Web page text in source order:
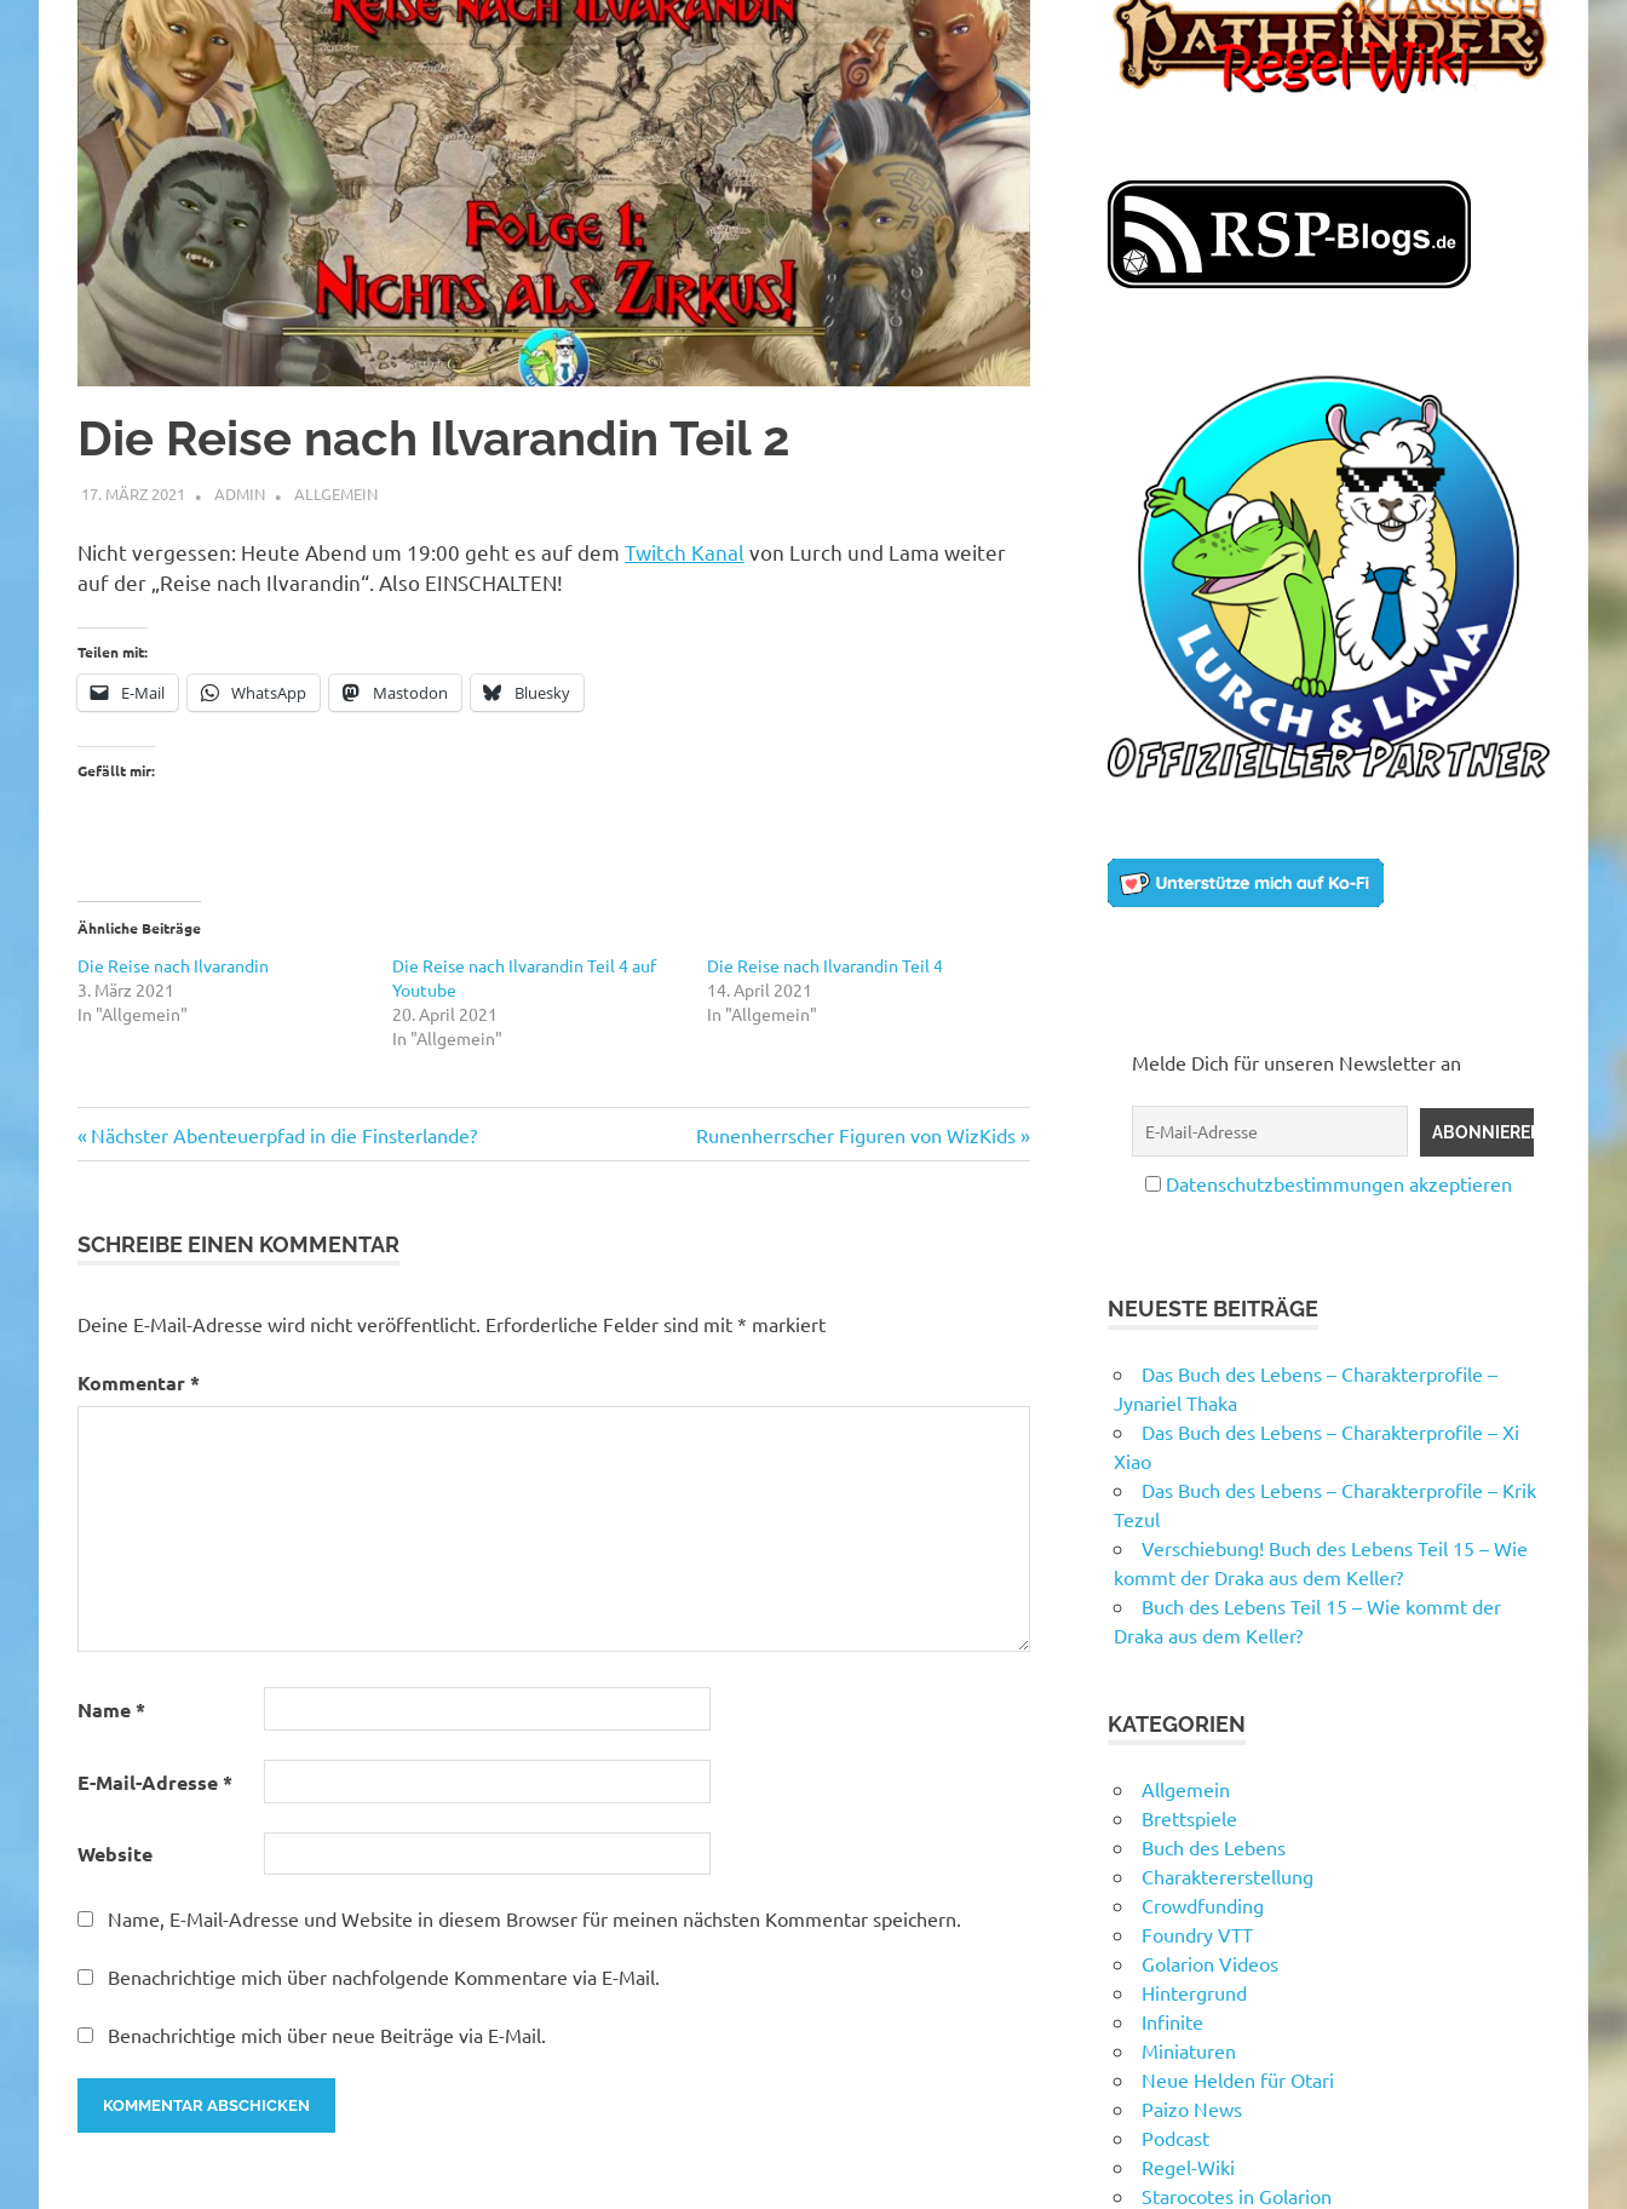
Die Reise nach Ilvarandin Teil 2
17. MÄRZ 2021 ADMIN ALLGEMEIN
Nicht vergessen: Heute Abend um 19:00 geht es auf dem Twitch Kanal von Lurch und Lama weiter
auf der „Reise nach Ilvarandin“. Also EINSCHALTEN!
Teilen mit:
E-Mail WhatsApp Mastodon Bluesky
Gefällt mir:
Ähnliche Beiträge
Die Reise nach Ilvarandin
3. März 2021
In "Allgemein"
Die Reise nach Ilvarandin Teil 4 auf
Youtube
20. April 2021
In "Allgemein"
Die Reise nach Ilvarandin Teil 4
14. April 2021
In "Allgemein"
Beitragsnavigation
Vorheriger
Beitrag:
Nächster Abenteuerpfad in die Finsterlande?
Nächster
Beitrag:
Runenherrscher Figuren von WizKids
SCHREIBE EINEN KOMMENTAR
Deine E-Mail-Adresse wird nicht veröffentlicht. Erforderliche Felder sind mit * markiert
Kommentar*
Name*
E-Mail-Adresse*
Website
Name, E-Mail-Adresse und Website in diesem Browser für meinen nächsten Kommentar speichern.
Benachrichtige mich über nachfolgende Kommentare via E-Mail.
Benachrichtige mich über neue Beiträge via E-Mail.
Melde Dich für unseren Newsletter an
Datenschutzbestimmungen akzeptieren
NEUESTE BEITRÄGE
Das Buch des Lebens – Charakterprofile –
Jynariel Thaka
Das Buch des Lebens – Charakterprofile – Xi
Xiao
Das Buch des Lebens – Charakterprofile – Krik
Tezul
Verschiebung! Buch des Lebens Teil 15 – Wie
kommt der Draka aus dem Keller?
Buch des Lebens Teil 15 – Wie kommt der
Draka aus dem Keller?
KATEGORIEN
Allgemein
Brettspiele
Buch des Lebens
Charaktererstellung
Crowdfunding
Foundry VTT
Golarion Videos
Hintergrund
Infinite
Miniaturen
Neue Helden für Otari
Paizo News
Podcast
Regel-Wiki
Starocotes in Golarion